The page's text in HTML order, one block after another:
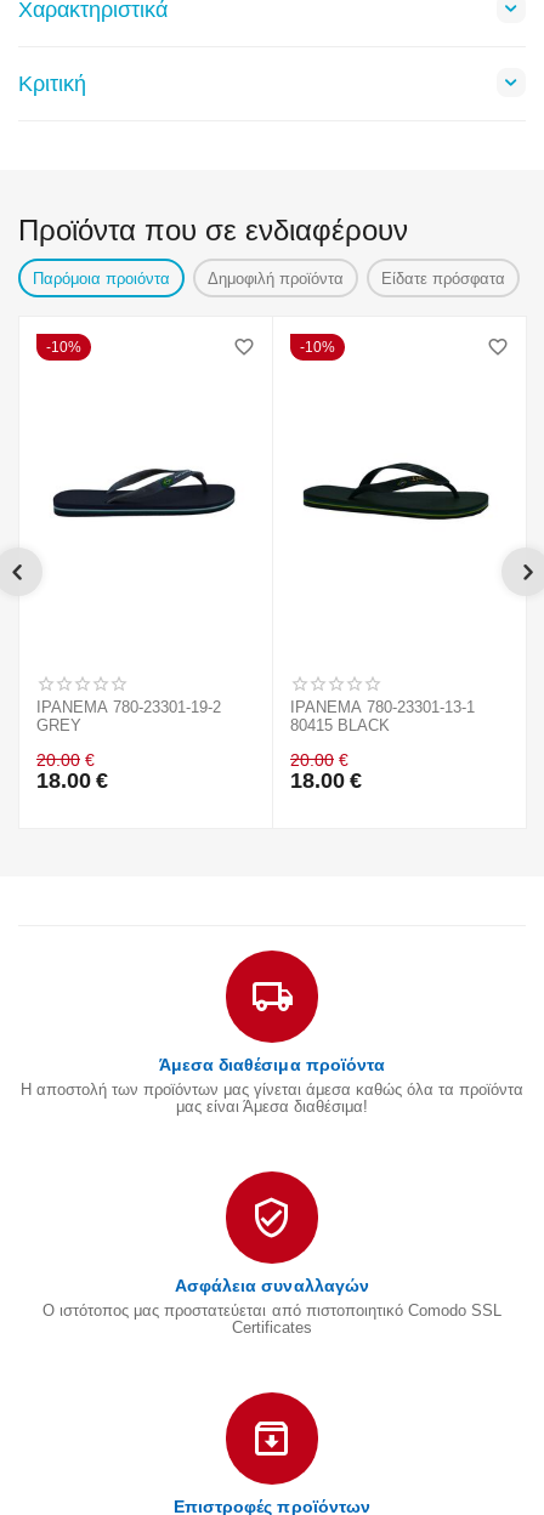
Χαρακτηριστικά
Κριτική
Προϊόντα που σε ενδιαφέρουν
Παρόμοια προιόντα Δημοφιλή προϊόντα Είδατε πρόσφατα
10%
IPANEMA 780-23301-19-2
GREY
20.00 €
18.00 €
10%
IPANEMA 780-23301-13-1
80415 BLACK
20.00 €
18.00 €
Άμεσα διαθέσιμα προϊόντα
Η αποστολή των προϊόντων μας γίνεται άμεσα καθώς όλα τα προϊόντα
μας είναι Άμεσα διαθέσιμα!
Ασφάλεια συναλλαγών
Ο ιστότοπος μας προστατεύεται από πιστοποιητικό Comodo SSL
Certificates
Επιστροφές προϊόντων